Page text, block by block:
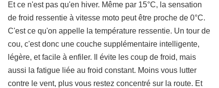
Et ce n'est pas qu'en hiver. Même par 15°C, la sensation
de froid ressentie à vitesse moto peut être proche de 0°C.
C'est ce qu'on appelle la température ressentie. Un tour de
cou, c'est donc une couche supplémentaire intelligente,
légère, et facile à enfiler. Il évite les coup de froid, mais
aussi la fatigue liée au froid constant. Moins vous lutter
contre le vent, plus vous restez concentré sur la route. Et